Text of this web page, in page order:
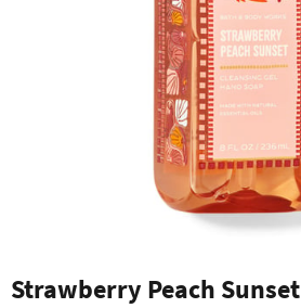
Strawberry Peach Sunset